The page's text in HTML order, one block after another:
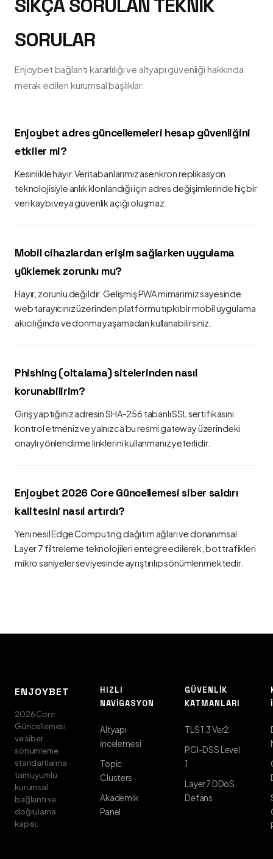
SIKÇA SORULAN TEKNIK
SORULAR
Enjoybet bağlantı kararlılığı ve altyapı güvenliği hakkında
merak edilen kurumsal başlıklar.
Enjoybet adres güncellemeleri hesap güvenliğini
etkiler mi?
Kesinlikle hayır. Veritabanlarımız asenkron replikasyon
teknolojisiyle anlık klonlandığı için adres değişimlerinde hiçbir
veri kaybı veya güvenlik açığı oluşmaz.
Mobil cihazlardan erişim sağlarken uygulama
yüklemek zorunlu mu?
Hayır, zorunlu değildir. Gelişmiş PWA mimarimiz sayesinde
web tarayıcınız üzerinden platformu tıpkı bir mobil uygulama
akıcılığında ve donma yaşamadan kullanabilirsiniz.
Phishing (oltalama) sitelerinden nasıl
korunabilirim?
Giriş yaptığınız adresin SHA-256 tabanlı SSL sertifikasını
kontrol etmeniz ve yalnızca bu resmi gateway üzerindeki
onaylı yönlendirme linklerini kullanmanız yeterlidir.
Enjoybet 2026 Core Güncellemesi siber saldırı
kalitesini nasıl artırdı?
Yeni nesil Edge Computing dağıtım ağları ve donanımsal
Layer 7 filtreleme teknolojileri entegre edilerek, bot trafikleri
mikro saniyeler seviyesinde ayrıştırılıp sönümlenmektedir.
ENJOYBET
2026 Core
Güncellemesi
ve siber
sönümleme
standartlarına
tam uyumlu
kurumsal
bağlantı ve
doğrulama
kapısı.
HIZLI
NAVIGASYON
Altyapı
İncelemesi
Topic
Clusters
Akademik
Panel
GÜVENLIK
KATMANLARI
TLS 1.3 Ver2
PCI-DSS Level
1
Layer 7 DDoS
Defans